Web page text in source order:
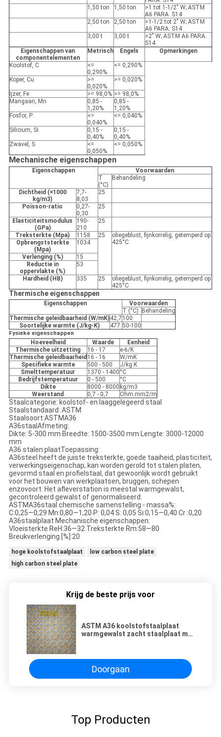
1,50 ton
1,50 ton
>1 tot 1-1/2" W; ASTM
A6 PARA. S14
2,50 ton
2,50 ton
>1-1/2 tot 2" W; ASTM
A6 PARA. S14
3,00 t
3,00 t
>2" W; ASTM A6 PARA.
S14
Eigenschappen van
componentelementen
Metrisch Engels Opmerkingen
Koolstof, C
<=
0,290%
<= 0,290%
Koper, Cu
>=
0,020%
>= 0,020%
Ijzer, Fe >= 98,0% >= 98,0%
Mangaan, Mn
0,85 -
1,20%
0,85 -
1,20%
Fosfor, P
<=
0,040%
<= 0,040%
Silicium, Si
0,15 -
0,40%
0,15 -
0,40%
Zwavel, S
<=
0,050%
<= 0,050%
Mechanische eigenschappen
Eigenschappen
Voorwaarden
T
(°C)
Behandeling
Dichtheid (×1000
kg/m3)
7,7-
8,03
25
Poisson-ratio
0,27-
0,30
25
Elasticiteitsmodulus
(GPa)
190-
210
25
Treksterkte (Mpa) 1158 25
oliegeblust, fijnkorrelig, getemperd op
425°C
Opbrengststerkte
(Mpa)
1034
Verlenging (%)
15
Reductie in
oppervlakte (%)
53
Hardheid (HB) 335 25
oliegeblust, fijnkorrelig, getemperd op
425°C
Thermische eigenschappen
Eigenschappen
Voorwaarden
T (°C)
Behandeling
Thermische geleidbaarheid (W/mK)42,7 100
Soortelijke warmte (J/kg-K)
477 50-100
Fysieke eigenschappen
Hoeveelheid
Waarde
Eenheid
Thermische uitzetting
16 - 17
e-6/K
Thermische geleidbaarheid 16 - 16
W/mK
Specifieke warmte
500 - 500
J/kg.K
Smelttemperatuur
1370 - 1400 °C
Bedrijfstemperatuur
0 - 500
°C
Dikte
8000 - 8000 kg/m3
Weerstand
0,7 - 0,7 Ohm.mm2/m
Staalcategorie: koolstof- en laaggelegeerd staal
Staalstandaard: ASTM
Staalsoort:ASTMA36
A36staalAfmeting:
Dikte: 5-300 mm Breedte: 1500-3500 mm Lengte: 3000-12000
mm
A36 stalen plaatToepassing:
A36steel heeft de juiste treksterkte, goede taaiheid, plasticiteit,
verwerkingseigenschap, kan worden gerold tot stalen platen,
gevormd staal en profielstaal, dat gewoonlijk wordt gebruikt
voor het bouwen van werkplaatsen, bruggen, schepen
enzovoort. Het afleverstation is meestal warmgewalst,
gecontroleerd gewalst of genormaliseerd.
ASTMA36staal chemische samenstelling - massa%:
C:0,25—0,29 Mn:0,80—1,20 P: 0,04 S: 0,05 Si:0,15—0,40 Cr :0,20
A36staalplaat Mechanische eigenschappen:
Vloeisterkte ReH:36—32 Treksterkte Rm:58—80
Breukverlenging [%]:20
hoge koolstofstaalplaat
low carbon steel plate
high carbon steel plate
Krijg de beste prijs voor
ASTM A36 koolstofstaalplaat
warmgewalst zacht staalplaat met
Doorgaan
Top Producten